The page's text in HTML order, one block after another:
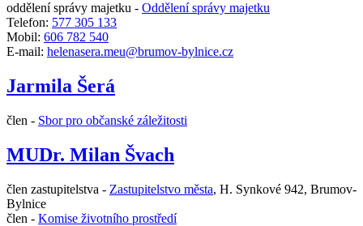
oddělení správy majetku - Oddělení správy majetku
Telefon: 577 305 133
Mobil: 606 782 540
E-mail: helenasera.meu@brumov-bylnice.cz
Jarmila Šerá
člen - Sbor pro občanské záležitosti
MUDr. Milan Švach
člen zastupitelstva - Zastupitelstvo města, H. Synkové 942, Brumov-
Bylnice
člen - Komise životního prostředí